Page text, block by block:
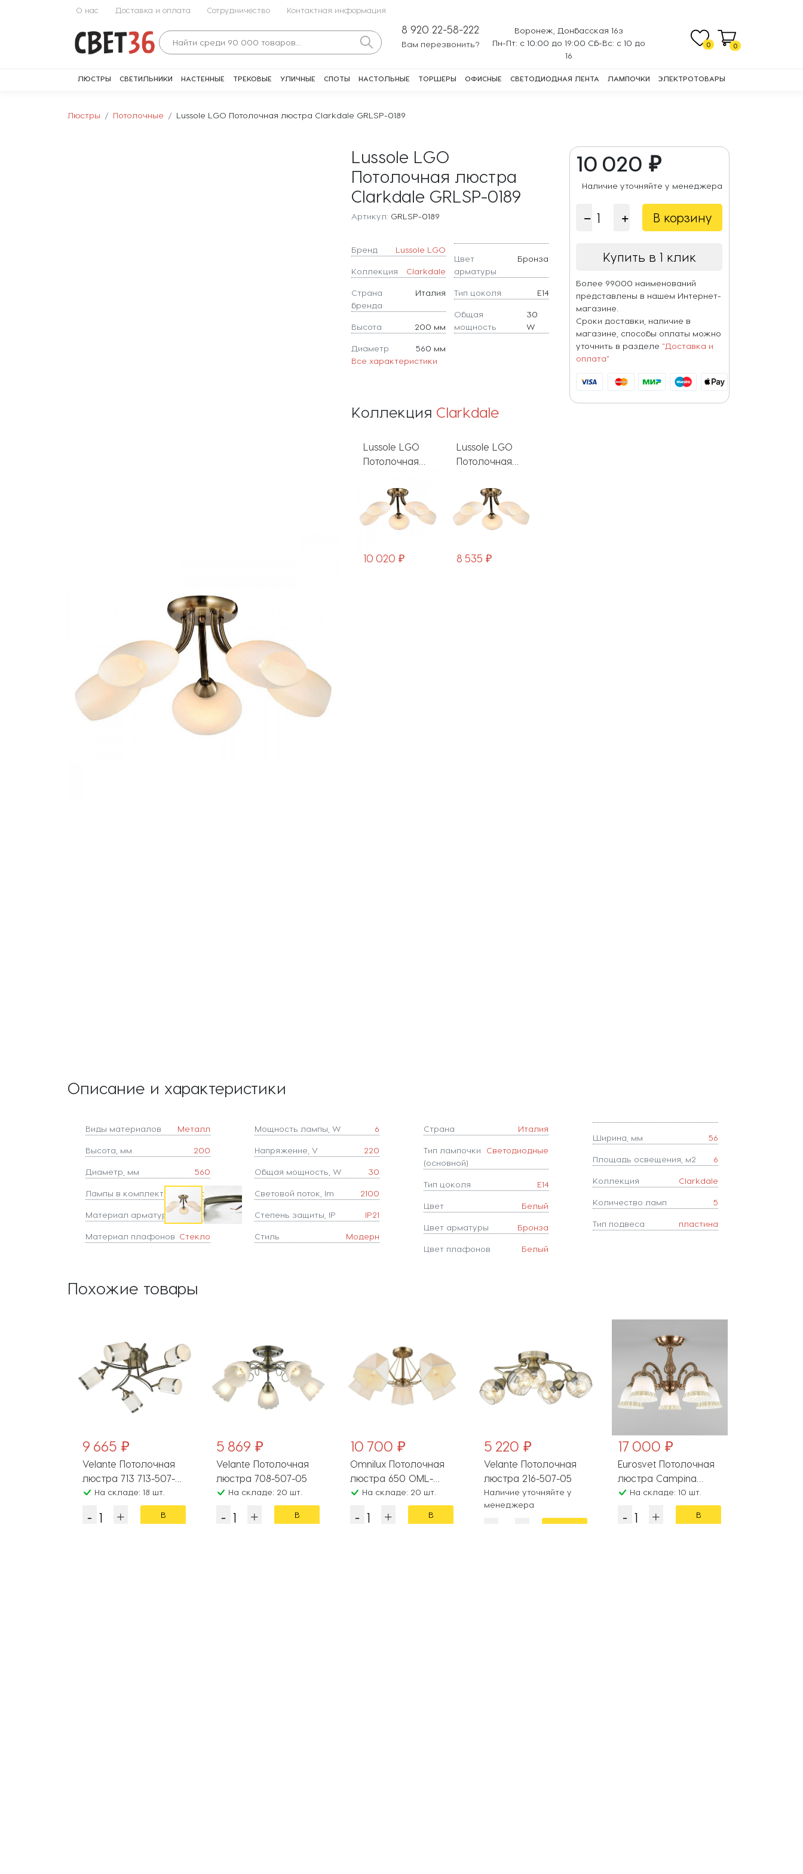
О нас Доставка и оплата Сотрудничество Контактная информация
8 920 22-58-222
Вам перезвонить?
Воронеж, Донбасская 16з
Пн-Пт: с 10:00 до 19:00 Сб-Вс: с 10 до
16
0 0
ЛЮСТРЫ СВЕТИЛЬНИКИ НАСТЕННЫЕ ТРЕКОВЫЕ УЛИЧНЫЕ СПОТЫ НАСТОЛЬНЫЕ ТОРШЕРЫ ОФИСНЫЕ СВЕТОДИОДНАЯ ЛЕНТА ЛАМПОЧКИ ЭЛЕКТРОТОВАРЫ
Люстры Потолочные Lussole LGO Потолочная люстра Clarkdale GRLSP-0189
Lussole LGO
Потолочная люстра
Clarkdale GRLSP-0189
Артикул: GRLSP-0189
Бренд Lussole LGO
Коллекция Clarkdale
Страна
бренда
Италия
Высота 200 мм
Диаметр 560 мм
Цвет
арматуры
Бронза
Тип цоколя E14
Общая
мощность
30
W
Все характеристики
10 020 ₽
Наличие уточняйте у менеджера
В корзину
Купить в 1 клик
Более 99000 наименований
представлены в нашем Интернет-
магазине.
Сроки доставки, наличие в
магазине, способы оплаты можно
уточнить в разделе "Доставка и
оплата"
Коллекция Clarkdale
Lussole LGO
Потолочная
Clarkdale
GRLSP-0189
10 020 ₽
Lussole LGO
Потолочная
Clarkdale LSP-
0189
8 535 ₽
Описание и характеристики
Виды материалов Металл
Высота, мм 200
Диаметр, мм 560
Лампы в комплекте да
Материал арматуры Металл
Материал плафонов Стекло
Мощность лампы, W 6
Напряжение, V 220
Общая мощность, W 30
Световой поток, lm 2100
Степень защиты, IP IP21
Стиль Модерн
Страна Италия
Тип лампочки
(основной)
Светодиодные
Тип цоколя E14
Цвет Белый
Цвет арматуры Бронза
Цвет плафонов Белый
Ширина, мм 56
Площадь освещения, м2 6
Коллекция Clarkdale
Количество ламп 5
Тип подвеса пластина
Похожие товары
9 665 ₽
Velante Потолочная
люстра 713 713-507-
05 На складе: 18 шт.
В
корзину
5 869 ₽
Velante Потолочная
люстра 708-507-05
На складе: 20 шт.
В
корзину
10 700 ₽
Omnilux Потолочная
люстра 650 OML-
65007-05
На складе: 20 шт.
В
корзину
5 220 ₽
Velante Потолочная
люстра 216-507-05
Наличие уточняйте у
менеджера
В
17 000 ₽
Eurosvet Потолочная
люстра Campina
60107/5 античная
На складе: 10 шт.
В
корзину